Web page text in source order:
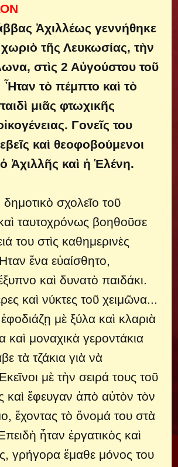
Ἀχιλλέως γεννήθηκε
τῆς Λευκωσίας, τὴν
στὶς 2 Αὐγούστου τοῦ
Ἦταν τὸ πέμπτο καὶ τὸ
μιᾶς φτωχικῆς
Γονεῖς του
καὶ θεοφοβούμενοι
Ἀχιλλῆς καὶ ἡ Ἑλένη.
σχολεῖο τοῦ
ταυτοχρόνως βοηθοῦσε
του στὶς καθημερινὲς
ἕνα εὐαίσθητο,
καὶ δυνατὸ παιδάκι.
καὶ νύκτες τοῦ χειμῶνα...
μὲ ξύλα καὶ κλαριὰ
μοναχικὰ γεροντάκια
τὰ τζάκια γιὰ νὰ
μὲ τὴν σειρά τους τοῦ
καὶ ἔφευγαν ἀπὸ αὐτὸν τὸν
ἔχοντας τὸ ὄνομά του στὰ
ἦταν ἐργατικὸς καὶ
γρήγορα ἔμαθε μόνος του